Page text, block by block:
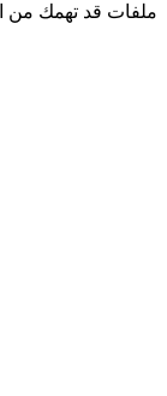
ملفات قد تهمك من